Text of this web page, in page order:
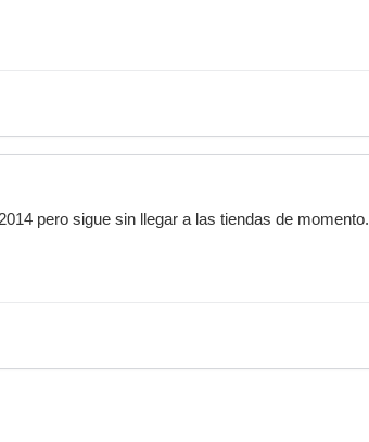
pero sigue sin llegar a las tiendas de momento.